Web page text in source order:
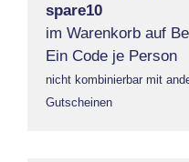
spare10
im Warenkorb auf
Ein Code je Person
nicht kombinierbar mit
Gutscheinen